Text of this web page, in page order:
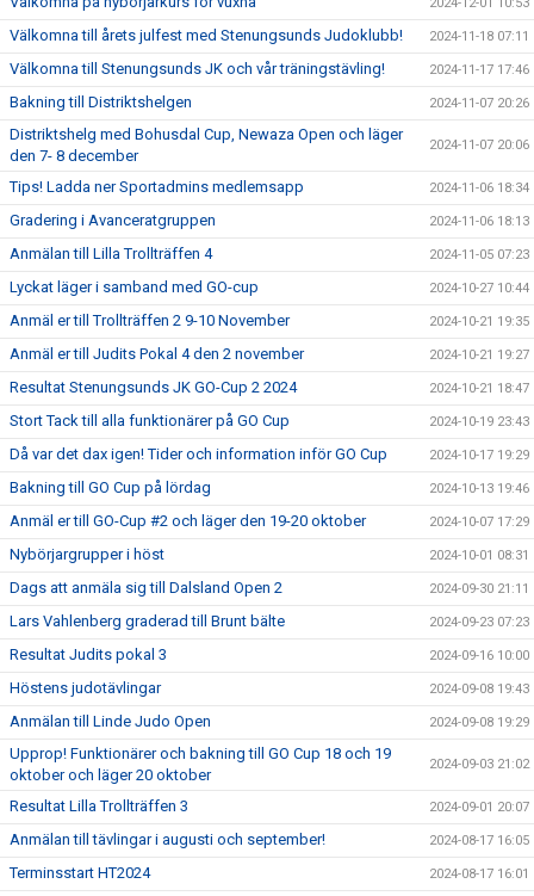
Välkomna till årets julfest med Stenungsunds Judoklubb! 2024-11-18 07:11
Välkomna till Stenungsunds JK och vår träningstävling! 2024-11-17 17:46
Bakning till Distriktshelgen 2024-11-07 20:26
Distriktshelg med Bohusdal Cup, Newaza Open och läger
den 7- 8 december
2024-11-07 20:06
Tips! Ladda ner Sportadmins medlemsapp 2024-11-06 18:34
Gradering i Avanceratgruppen 2024-11-06 18:13
Anmälan till Lilla Trollträffen 4 2024-11-05 07:23
Lyckat läger i samband med GO-cup 2024-10-27 10:44
Anmäl er till Trollträffen 2 9-10 November 2024-10-21 19:35
Anmäl er till Judits Pokal 4 den 2 november 2024-10-21 19:27
Resultat Stenungsunds JK GO-Cup 2 2024 2024-10-21 18:47
Stort Tack till alla funktionärer på GO Cup 2024-10-19 23:43
Då var det dax igen! Tider och information inför GO Cup 2024-10-17 19:29
Bakning till GO Cup på lördag 2024-10-13 19:46
Anmäl er till GO-Cup #2 och läger den 19-20 oktober 2024-10-07 17:29
Nybörjargrupper i höst 2024-10-01 08:31
Dags att anmäla sig till Dalsland Open 2 2024-09-30 21:11
Lars Vahlenberg graderad till Brunt bälte 2024-09-23 07:23
Resultat Judits pokal 3 2024-09-16 10:00
Höstens judotävlingar 2024-09-08 19:43
Anmälan till Linde Judo Open 2024-09-08 19:29
Upprop! Funktionärer och bakning till GO Cup 18 och 19
oktober och läger 20 oktober
2024-09-03 21:02
Resultat Lilla Trollträffen 3 2024-09-01 20:07
Anmälan till tävlingar i augusti och september! 2024-08-17 16:05
Terminsstart HT2024 2024-08-17 16:01